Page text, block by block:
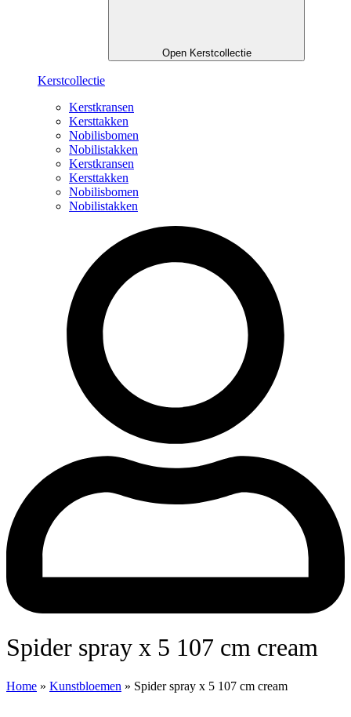
Open Kerstcollectie
Kerstcollectie
Kerstkransen
Kersttakken
Nobilisbomen
Nobilistakken
Kerstkransen
Kersttakken
Nobilisbomen
Nobilistakken
Spider spray x 5 107 cm cream
Home » Kunstbloemen » Spider spray x 5 107 cm cream